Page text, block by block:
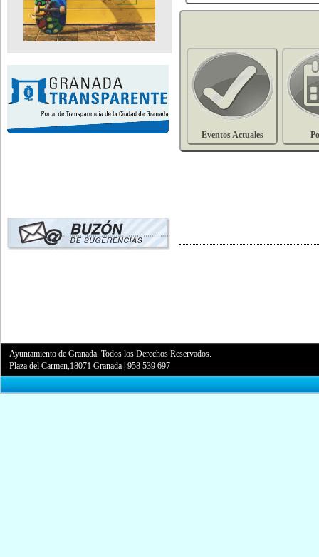
Eventos Actuales
Ayuntamiento de Granada. Todos los Derechos Reservados.
Plaza del Carmen,18071 Granada |958 539 697